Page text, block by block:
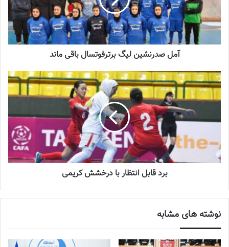
سنندج کند. قنبری در اوقات تلف شده توانست از غفلت خط دفاعی
حریف استفاده کند و گل سوم را هم به‌ثمر رساند تا هم یکه‌تاز جدول
گله را به‌دست آورند.
نوشته های مشابه
چالش هاى ليست جدید تيم ملى فوتبال
زنان
2023-06-14
تازه‌ترین خبرها از درمان ۲ ملی‌پوش فوتبال
زنان
آمل صدرنشین لیگ برترفوتسال باقی ماند
برد قابل‌ انتظار با درخشش کریمی
نوشته های مشابه